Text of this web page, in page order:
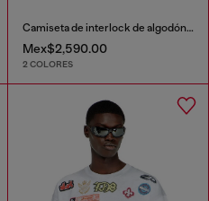
Camiseta de interlock de algodón con logo bordado
Mex$2,590.00
2 COLORES